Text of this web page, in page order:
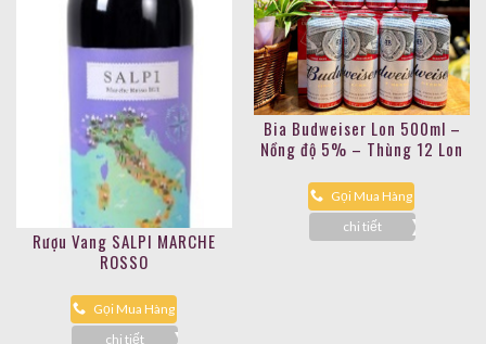
Rượu Vang SALPI MARCHE
ROSSO
Gọi Mua Hàng
chi tiết
Bia Budweiser Lon 500ml –
Nồng độ 5% – Thùng 12 Lon
Gọi Mua Hàng
chi tiết